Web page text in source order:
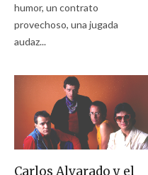
humor, un contrato
provechoso, una jugada
audaz...
Carlos Alvarado y el